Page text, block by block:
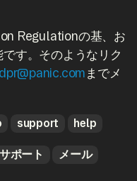
Regulationの基、お
す。そのようなリク
までメ
support help
サポート メール